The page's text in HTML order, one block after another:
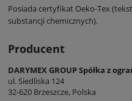
Posiada certyfikat Oeko-Tex
substancji chemicznych).
Producent
DARYMEX GROUP Spółka z
ul. Siedliska 124
32-620 Brzeszcze, Polska